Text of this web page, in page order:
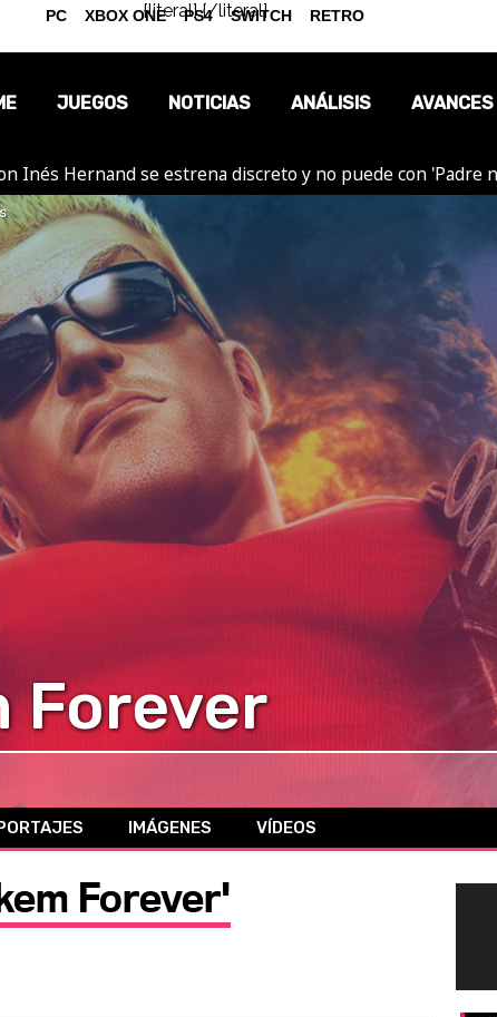
{literal}{/literal}
JUEGOS NOTICIAS
OPINIÓN
REPORTAJES
ANÁLISIS AVANCES
Inés Hernand se estrena discreto y no puede con 'Padre
Forever
IMÁGENES VÍDEOS
Forever'
PC XBOX ONE PS4 SWITCH RETRO